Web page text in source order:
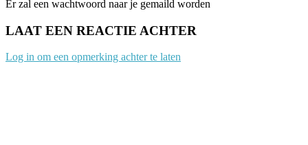
Er zal een wachtwoord naar je gemaild worden
LAAT EEN REACTIE ACHTER
Log in om een opmerking achter te laten